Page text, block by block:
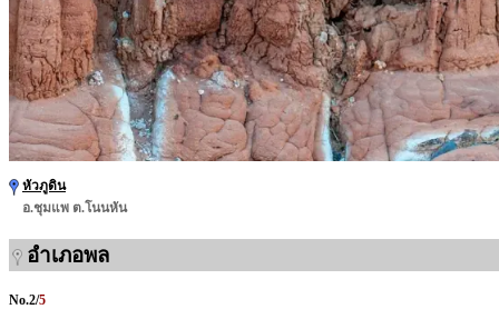
หัวภูดิน
อ.ชุมแพ ต.โนนหัน
อำเภอพล
No.2/5